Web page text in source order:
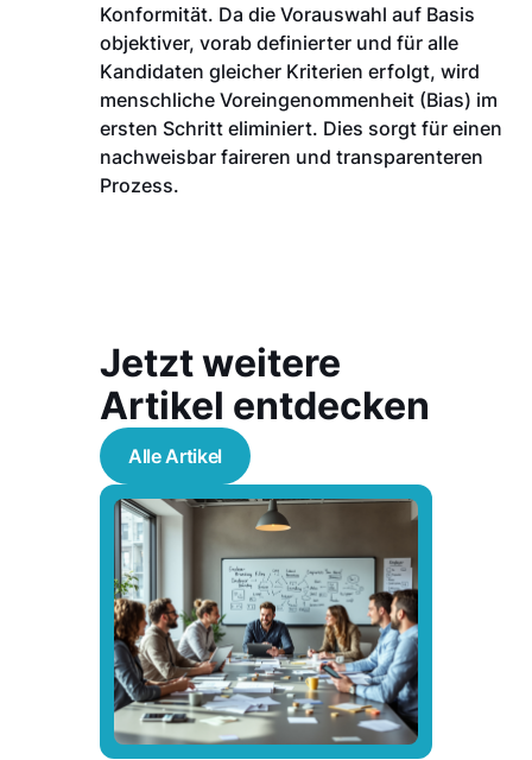
Konformität. Da die Vorauswahl auf Basis
objektiver, vorab definierter und für alle
Kandidaten gleicher Kriterien erfolgt, wird
menschliche Voreingenommenheit (Bias) im
ersten Schritt eliminiert. Dies sorgt für einen
nachweisbar faireren und transparenteren
Prozess.
Jetzt weitere
Artikel entdecken
Alle Artikel